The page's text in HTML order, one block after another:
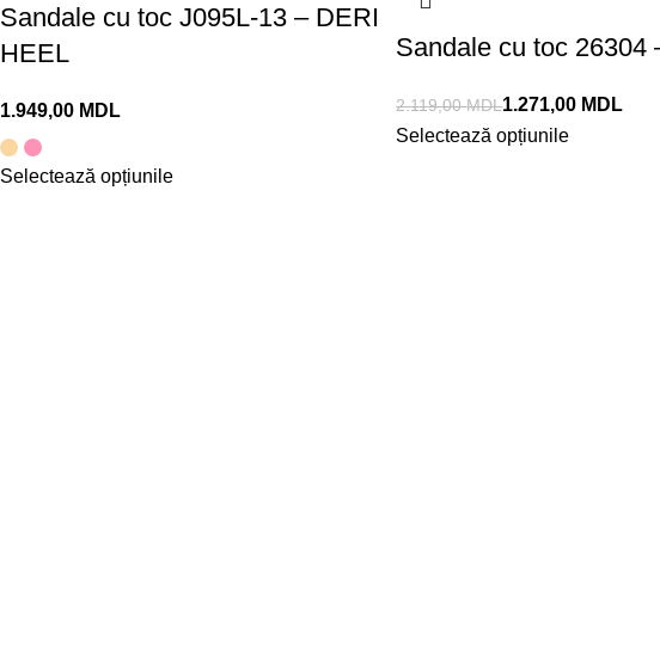
Sandale cu toc J095L-13 – DERI
HEEL
MDL
Selectează opțiunile
Sandale cu toc 26304
2.119,00MDL1.271,00 MDL
Selectează opțiunile